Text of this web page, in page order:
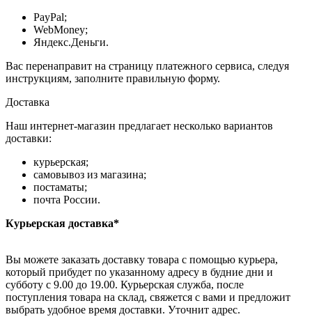
PayPal;
WebMoney;
Яндекс.Деньги.
Вас перенаправит на страницу платежного сервиса, следуя
инструкциям, заполните правильную форму.
Доставка
Наш интернет-магазин предлагает несколько вариантов
доставки:
курьерская;
самовывоз из магазина;
постаматы;
почта России.
Курьерская доставка*
Вы можете заказать доставку товара с помощью курьера,
который прибудет по указанному адресу в будние дни и
субботу с 9.00 до 19.00. Курьерская служба, после
поступления товара на склад, свяжется с вами и предложит
выбрать удобное время доставки. Уточнит адрес.